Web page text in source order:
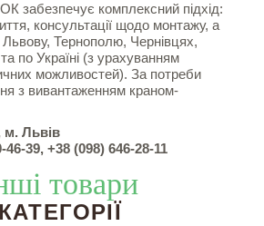
забезпечує комплексний підхід:
консультації щодо монтажу, а
Тернополю, Чернівцях,
по Україні (з урахуванням
можливостей). За потреби
з вивантаженням краном-
Львів
39, +38 (098) 646-28-11
товари
КАТЕГОРІЇ